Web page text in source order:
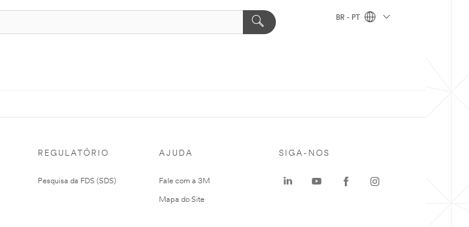
BR - PT
REGULATÓRIO
Pesquisa da FDS (SDS)
AJUDA
Fale com a 3M
Mapa do Site
SIGA-NOS